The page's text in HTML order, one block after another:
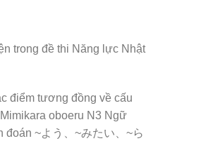
trong đề thi Năng lực Nhật
điểm tương đồng về cấu
oboeru N3 Ngữ
~よう、~みたい、~ら